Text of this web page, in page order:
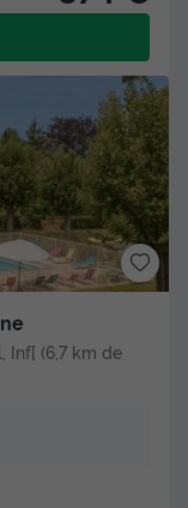
Inf[ (6,7 km de